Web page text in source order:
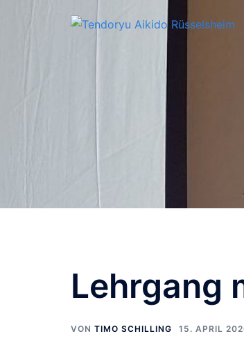
Lehrgang
VON TIMO SCHILLING 15. APRIL